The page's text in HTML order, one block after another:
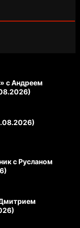
с Андреем
с Русланом